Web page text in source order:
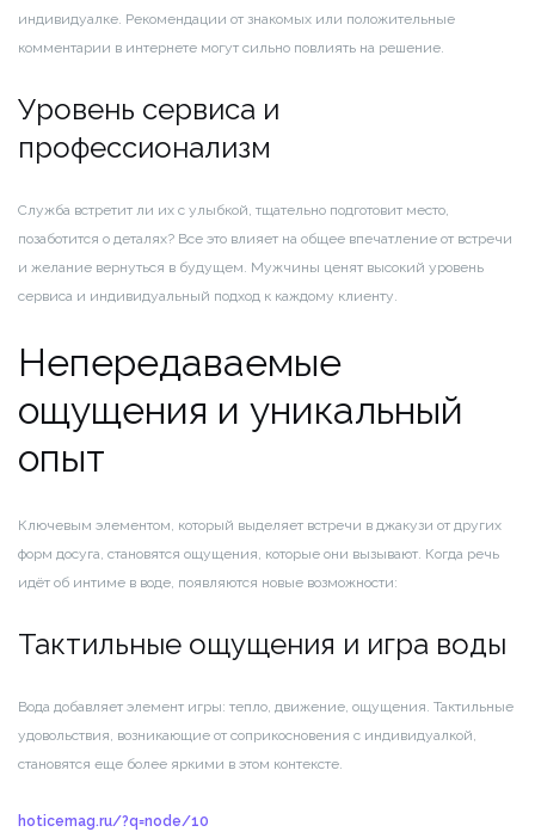
индивидуалке. Рекомендации от знакомых или положительные
комментарии в интернете могут сильно повлиять на решение.
Уровень сервиса и
профессионализм
Служба встретит ли их с улыбкой, тщательно подготовит место,
позаботится о деталях? Все это влияет на общее впечатление от встречи
и желание вернуться в будущем. Мужчины ценят высокий уровень
сервиса и индивидуальный подход к каждому клиенту.
Непередаваемые
ощущения и уникальный
опыт
Ключевым элементом, который выделяет встречи в джакузи от других
форм досуга, становятся ощущения, которые они вызывают. Когда речь
идёт об интиме в воде, появляются новые возможности:
Тактильные ощущения и игра воды
Вода добавляет элемент игры: тепло, движение, ощущения. Тактильные
удовольствия, возникающие от соприкосновения с индивидуалкой,
становятся еще более яркими в этом контексте.
hoticemag.ru/?q=node/10